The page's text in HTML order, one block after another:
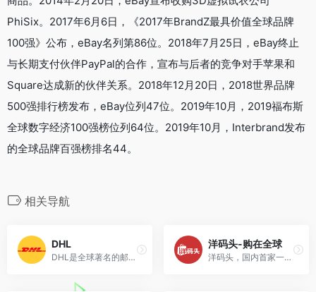
PhiSix。2017年6月6日，《2017年BrandZ最具价值全球品牌
100强》公布，eBay名列第86位。2018年7月25日，eBay终止
与长期支付伙伴PayPal的合作，宣布与后者的竞争对手苹果和
Square达成新的伙伴关系。2018年12月20日，2018世界品牌
500强排行榜发布，eBay位列47位。2019年10月，2019福布斯
全球数字经济100强榜位列64位。2019年10月，Interbrand发布
的全球品牌百强榜排名44。
相关导航
DHL
DHL是全球著名的邮递和物流集团Deutsche Post DHL旗下公司
洋码头-购在全球
洋码头，国内首家一站式海外购物平台